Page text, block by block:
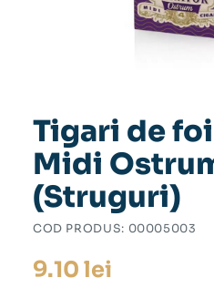
Tigari de
Midi
(Struguri)
COD PRODUS: 00005003
9.10 lei